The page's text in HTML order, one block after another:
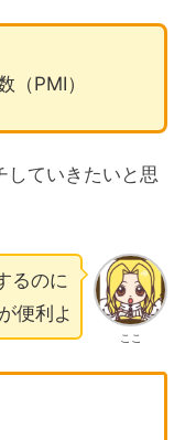
（PMI）
していきたいと思
ここ
るのに
便利よ